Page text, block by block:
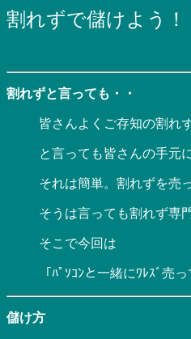
割れずで儲けよう！
割れずと言っても・・
皆さんよくご存知の割れ
と言っても皆さんの手元
それは簡単。割れずを売
そうは言っても割れず専
そこで今回は
「ﾊﾟｿｺﾝと一緒にﾜﾚｽﾞ売
儲け方